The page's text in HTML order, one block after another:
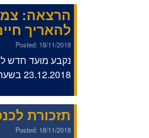
הרצאה:
להאריך
Posted: 18/11/2018
נקבע מועד חדש
23.12.2018 בשעה 09:00.
תזכורת
Posted: 18/11/2018